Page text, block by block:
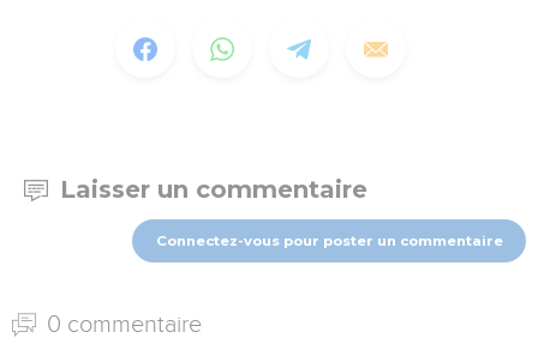
Laisser un commentaire
Connectez-vous pour poster un commentaire
0 commentaire